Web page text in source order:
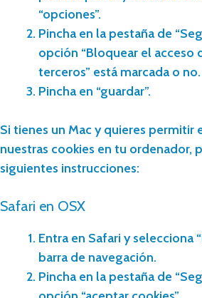
“opciones”.
Pincha en la pestaña de
opción “Bloquear el acceso
terceros” está marcada o no.
Pincha en “guardar”.
Si tienes un Mac y quieres permitir
nuestras cookies en tu ordenador,
siguientes instrucciones:
Safari en OSX
Entra en Safari y selecciona
barra de navegación.
Pincha en la pestaña de